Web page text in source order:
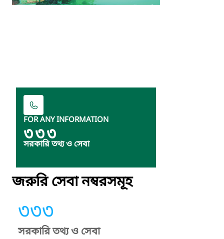
FOR ANY INFORMATION
৩৩৩
সরকারি তথ্য ও সেবা
জরুরি সেবা নম্বরসমূহ
৩৩৩
সরকারি তথ্য ও সেবা